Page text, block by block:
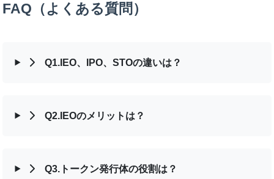
FAQ（よくある質問）
Q1.IEO、IPO、STOの違いは？
Q2.IEOのメリットは？
Q3.トークン発行体の役割は？